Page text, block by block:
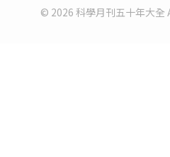
© 2026 科學月刊五十年大